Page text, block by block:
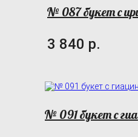
№ 087 букет с
3 840 р.
№ 091 букет с